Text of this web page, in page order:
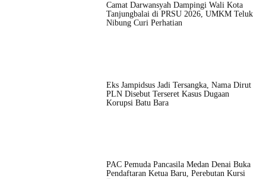
Camat Darwansyah Dampingi Wali Kota
Tanjungbalai di PRSU 2026, UMKM Teluk
Nibung Curi Perhatian
Eks Jampidsus Jadi Tersangka, Nama Dirut
PLN Disebut Terseret Kasus Dugaan
Korupsi Batu Bara
PAC Pemuda Pancasila Medan Denai Buka
Pendaftaran Ketua Baru, Perebutan Kursi